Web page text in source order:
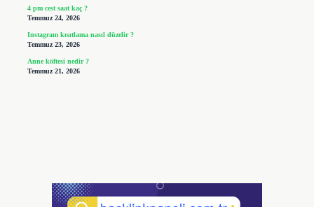
4 pm cest saat kaç ?
Temmuz 24, 2026
Instagram kısıtlama nasıl düzelir ?
Temmuz 23, 2026
Anne köftesi nedir ?
Temmuz 21, 2026